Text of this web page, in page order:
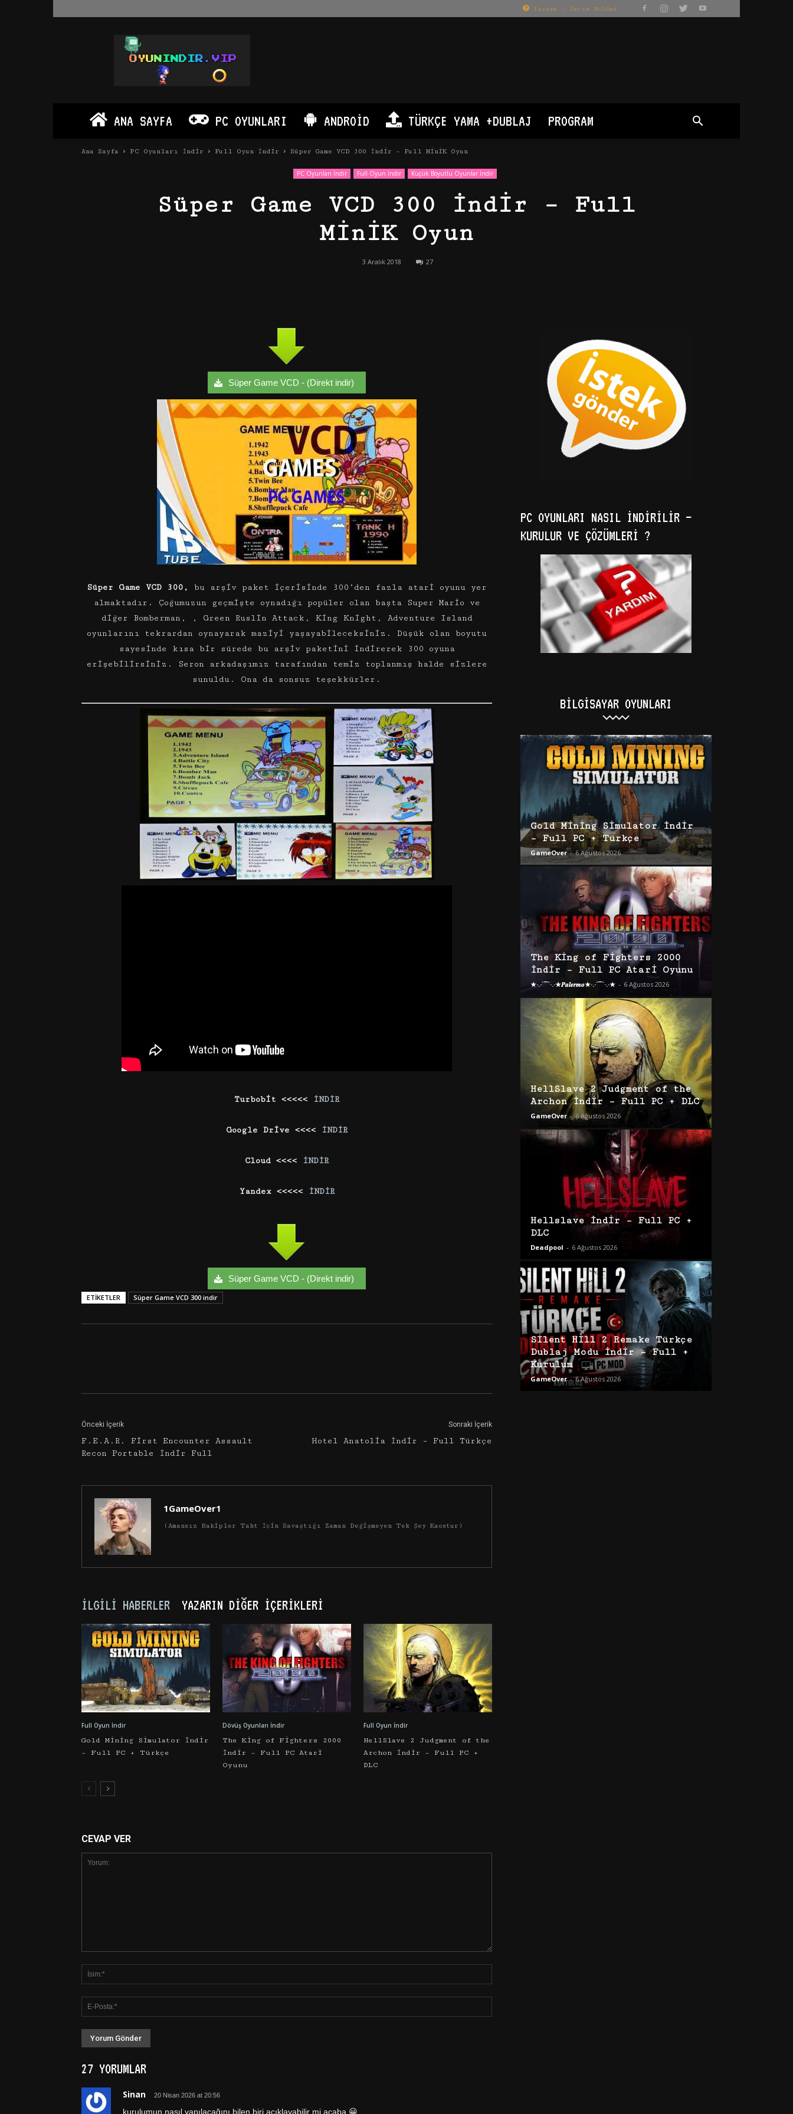
Yardım – İstek Bölümü
Oyun
İndir
PC
Android
ANA SAYFA PC OYUNLARI ANDROID TÜRKÇE YAMA +DUBLAJ PROGRAM
Ana Sayfa PC Oyunları İndir Full Oyun İndir Süper Game VCD 300 İndir – Full MiniK Oyun
PC Oyunları İndir Full Oyun İndir Küçük Boyutlu Oyunlar İndir
Süper Game VCD 300 İndir – Full
MiniK Oyun
3 Aralık 2018 27
Süper Game VCD - (Direkt indir)
Süper Game VCD 300,
bu arşiv paket içerisinde 300’den fazla atari oyunu yer
almaktadır. Çoğumuzun geçmişte oynadığı popüler olan başta Super Mario ve
diğer Bomberman, , Green Ruslin Attack, King Knight, Adventure Island
oyunlarını tekrardan oynayarak maziyi yaşayabileceksiniz. Düşük olan boyutu
sayesinde kısa bir sürede bu arşiv paketini indirerek 300 oyuna
erişebilirsiniz. Seron arkadaşımız tarafından temiz toplanmış halde sizlere
sunuldu. Ona da sonsuz teşekkürler.
Turbobit <<<<< İNDİR
Google Drive <<<< İNDİR
Cloud <<<< İNDİR
Yandex <<<<< İNDİR
Süper Game VCD - (Direkt indir)
ETIKETLER Süper Game VCD 300 indir
Önceki İçerik
F.E.A.R. First Encounter Assault
Recon Portable İndir Full
Sonraki İçerik
Hotel Anatolia İndir – Full Türkçe
1GameOver1
(Amansız Rakipler Taht İçin Savaştığı Zaman Değişmeyen Tek Şey Kaostur)
İLGILI HABERLER YAZARIN DIĞER İÇERIKLERI
Full Oyun İndir
Gold Mining Simulator İndir
– Full PC + Türkçe
Dövüş Oyunları İndir
The King of Fighters 2000
İndir – Full PC Atari
Oyunu
Full Oyun İndir
HellSlave 2 Judgment of the
Archon İndir – Full PC +
DLC
CEVAP VER
27 YORUMLAR
Sinan 20 Nisan 2026 at 20:56
kurulumun nasıl yapılacağını bilen biri açıklayabilir mi acaba 😀
PC OYUNLARI NASIL İNDIRILIR –
KURULUR VE ÇÖZÜMLERI ?
BILGISAYAR OYUNLARI
Gold Mining Simulator İndir
– Full PC + Türkçe
GameOver - 6 Ağustos 2026
The King of Fighters 2000
İndir – Full PC Atari Oyunu
★·.·´¯`·.·★𝑷𝒂𝒍𝒆𝒓𝒎𝒐★·.·´¯`·.·★ - 6 Ağustos 2026
HellSlave 2 Judgment of the
Archon İndir – Full PC + DLC
GameOver - 6 Ağustos 2026
Hellslave İndir – Full PC +
DLC
Deadpool - 6 Ağustos 2026
Silent Hill 2 Remake Türkçe
Dublaj Modu İndir – Full +
Kurulum
GameOver - 6 Ağustos 2026